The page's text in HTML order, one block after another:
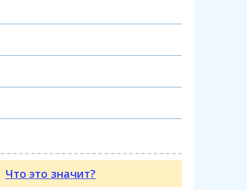
Что это значит?